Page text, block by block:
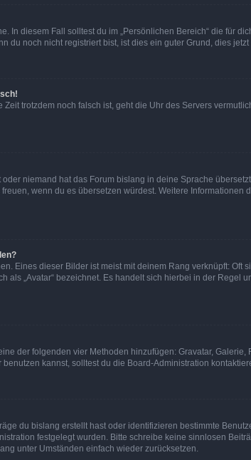
In diesem Fall solltest du im „Persönlichen Bereich“ die für
du noch nicht registriert bist, ist dies ein guter Grund, dies jetzt
trotzdem noch falsch ist, geht die Uhr des Servers
niemand hat das Forum bislang in deine Sprache
wenn du es übersetzen würdest. Weitere Informationen
Eines dieser Bilder ist meist mit deinem Rang verknüpft: Oft
als „Avatar“ bezeichnet. Es handelt sich hierbei in der Regel
der folgenden vier Methoden hinzufügen: Gravatar,
kannst, solltest du die Board-Administration
du bislang erstellt hast oder identifizieren bestimmte
festgelegt wurden. Bitte schreibe keine sinnlosen
unter Umständen einfach wieder zurücksetzen.